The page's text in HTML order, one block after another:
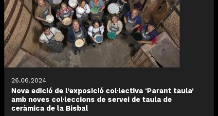
26.06.2024
Nova edició de l’exposició col·lectiva ‘Parant taula’
amb noves col·leccions de servei de taula de
ceràmica de la Bisbal